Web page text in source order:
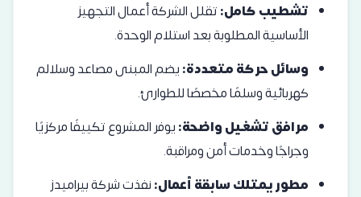
تشطيب كامل:تقلل الشركة أعمال التجهيز
الأساسية المطلوبة بعد استلام الوحدة.
وسائل حركة متعددة:يضم المبنى مصاعد وسلالم
كهربائية وسلمًا مخصصًا للطوارئ.
مرافق تشغيل واضحة:يوفر المشروع تكييفًا مركزيًا
وجراجًا وخدمات أمن ومراقبة.
مطور يمتلك سابقة أعمال:نفذت شركة بيراميدز